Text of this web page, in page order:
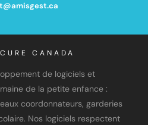
CANADA
de logiciels et
de la petite enfance :
coordonnateurs, garderies
Nos logiciels respectent